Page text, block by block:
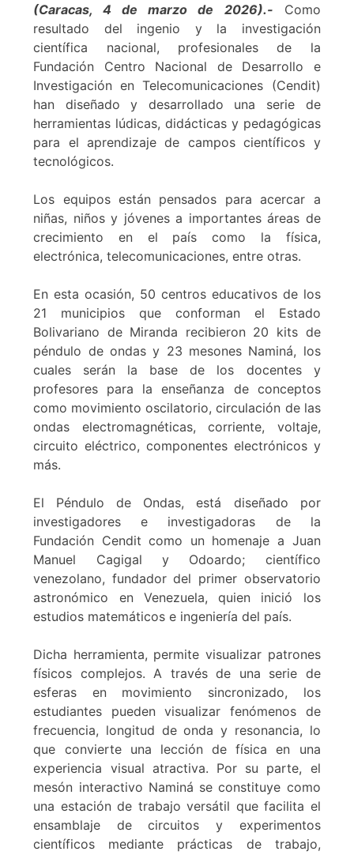
(Caracas, 4 de marzo de 2026).- Como
resultado del ingenio y la investigación
científica nacional, profesionales de la
Fundación Centro Nacional de Desarrollo e
Investigación en Telecomunicaciones (Cendit)
han diseñado y desarrollado una serie de
herramientas lúdicas, didácticas y pedagógicas
para el aprendizaje de campos científicos y
tecnológicos.
Los equipos están pensados para acercar a
niñas, niños y jóvenes a importantes áreas de
crecimiento en el país como la física,
electrónica, telecomunicaciones, entre otras.
En esta ocasión, 50 centros educativos de los
21 municipios que conforman el Estado
Bolivariano de Miranda recibieron 20 kits de
péndulo de ondas y 23 mesones Naminá, los
cuales serán la base de los docentes y
profesores para la enseñanza de conceptos
como movimiento oscilatorio, circulación de las
ondas electromagnéticas, corriente, voltaje,
circuito eléctrico, componentes electrónicos y
más.
El Péndulo de Ondas, está diseñado por
investigadores e investigadoras de la
Fundación Cendit como un homenaje a Juan
Manuel Cagigal y Odoardo; científico
venezolano, fundador del primer observatorio
astronómico en Venezuela, quien inició los
estudios matemáticos e ingeniería del país.
Dicha herramienta, permite visualizar patrones
físicos complejos. A través de una serie de
esferas en movimiento sincronizado, los
estudiantes pueden visualizar fenómenos de
frecuencia, longitud de onda y resonancia, lo
que convierte una lección de física en una
experiencia visual atractiva. Por su parte, el
mesón interactivo Naminá se constituye como
una estación de trabajo versátil que facilita el
ensamblaje de circuitos y experimentos
científicos mediante prácticas de trabajo,